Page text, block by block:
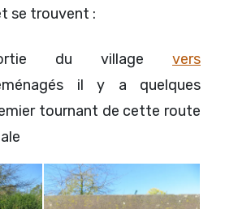
se trouvent :
du village vers
il y a quelques
tournant de cette route